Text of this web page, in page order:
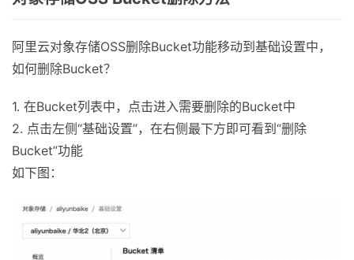
阿里云对象存储OSS删除Bucket功能移动到基础设置中，
如何删除Bucket？
1. 在Bucket列表中，点击进入需要删除的Bucket中
2. 点击左侧“基础设置”，在右侧最下方即可看到“删除
Bucket”功能
如下图：